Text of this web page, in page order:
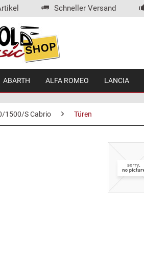
Schneller Versand
ABARTH ALFA ROMEO LANCIA
1500/S Cabrio Türen